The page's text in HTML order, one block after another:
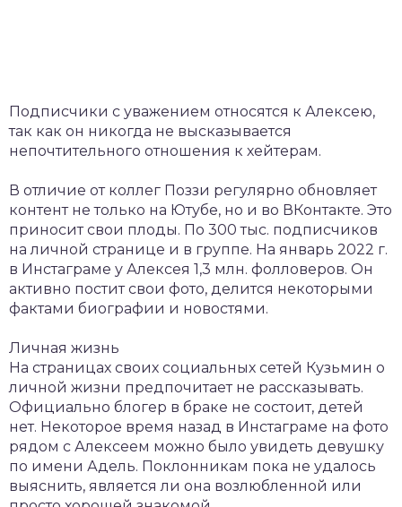
Подписчики с уважением относятся к Алексею,
так как он никогда не высказывается
непочтительного отношения к хейтерам.
В отличие от коллег Поззи регулярно обновляет
контент не только на Ютубе, но и во ВКонтакте. Это
приносит свои плоды. По 300 тыс. подписчиков
на личной странице и в группе. На январь 2022 г.
в Инстаграме у Алексея 1,3 млн. фолловеров. Он
активно постит свои фото, делится некоторыми
фактами биографии и новостями.
Личная жизнь
На страницах своих социальных сетей Кузьмин о
личной жизни предпочитает не рассказывать.
Официально блогер в браке не состоит, детей
нет. Некоторое время назад в Инстаграме на фото
рядом с Алексеем можно было увидеть девушку
по имени Адель. Поклонникам пока не удалось
выяснить, является ли она возлюбленной или